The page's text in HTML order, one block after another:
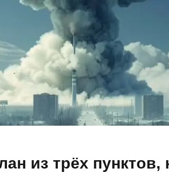
из трёх пунктов,